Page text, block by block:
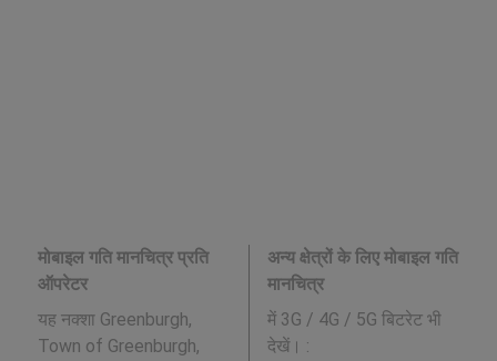
मोबाइल गति मानचित्र प्रति
ऑपरेटर
यह नक्शा Greenburgh,
Town of Greenburgh,
अन्य क्षेत्रों के लिए मोबाइल गति
मानचित्र
में 3G / 4G / 5G बिटरेट भी
देखें। :